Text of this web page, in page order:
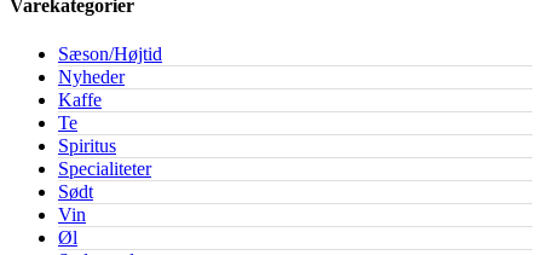
Varekategorier
Sæson/Højtid
Nyheder
Kaffe
Te
Spiritus
Specialiteter
Sødt
Vin
Øl